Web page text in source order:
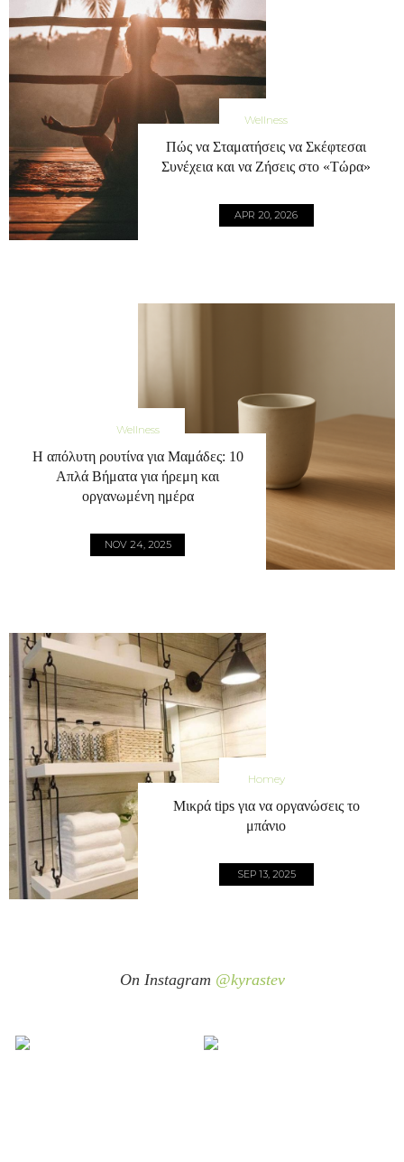
Wellness
Πώς να Σταματήσεις να Σκέφτεσαι
Συνέχεια και να Ζήσεις στο «Τώρα»
APR 20, 2026
Wellness
Η απόλυτη ρουτίνα για Μαμάδες: 10
Απλά Βήματα για ήρεμη και
οργανωμένη ημέρα
NOV 24, 2025
Homey
Μικρά tips για να οργανώσεις το
μπάνιο
SEP 13, 2025
On Instagram @kyrastev